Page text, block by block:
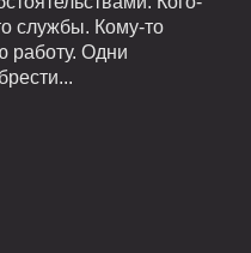
службы. Кому-то
работу. Одни